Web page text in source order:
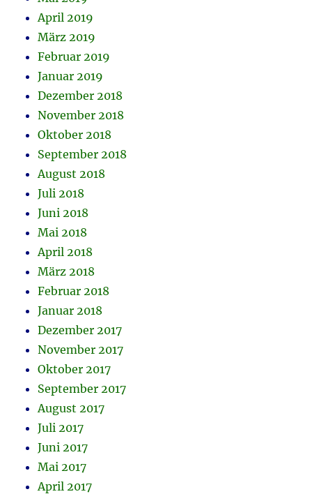
April 2019
März 2019
Februar 2019
Januar 2019
Dezember 2018
November 2018
Oktober 2018
September 2018
August 2018
Juli 2018
Juni 2018
Mai 2018
April 2018
März 2018
Februar 2018
Januar 2018
Dezember 2017
November 2017
Oktober 2017
September 2017
August 2017
Juli 2017
Juni 2017
Mai 2017
April 2017